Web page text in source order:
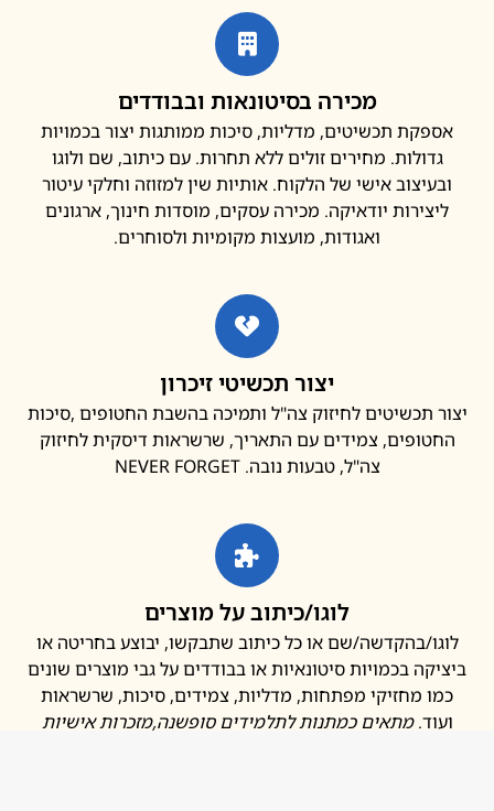
מכירה בסיטונאות ובבודדים
תכשיטים, מדליות, סיכות ממותגות יצור בכמויות
מחירים זולים ללא תחרות. עם כיתוב, שם ולוגו
אישי של הלקוח. אותיות שין למזוזה וחלקי עיטור
יודאיקה. מכירה עסקים, מוסדות חינוך, ארגונים
ואגודות, מועצות מקומיות ולסוחרים.
יצור תכשיטי זיכרון
תכשיטים לחיזוק צה"ל ותמיכה בהשבת החטופים ,סיכות
צמידים עם התאריך, שרשראות דיסקית לחיזוק
צה"ל, טבעות נובה. NEVER FORGET
לוגו/כיתוב על מוצרים
בהקדשה/שם או כל כיתוב שתבקשו, יבוצע בחריטה או
בכמויות סיטונאיות או בבודדים על גבי מוצרים שונים
מחזיקי מפתחות, מדליות, צמידים, סיכות, שרשראות
מתאים כמתנות לתלמידים סופשנה,מזכרות אישיות